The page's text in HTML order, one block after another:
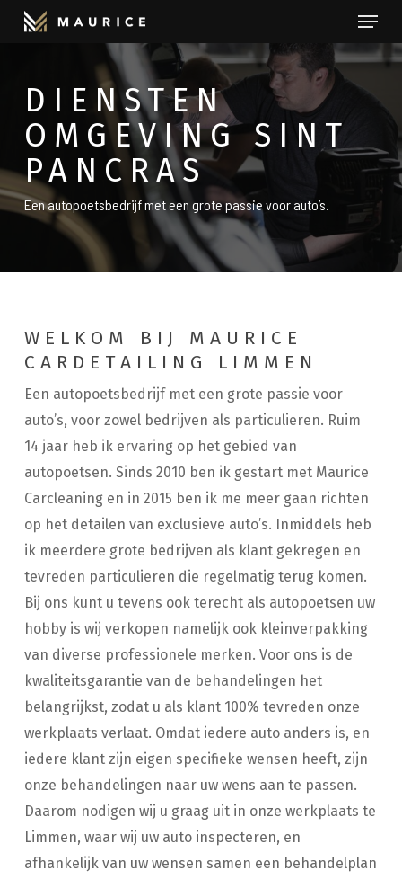
Skip
content
Menu
DIENSTEN
OMGEVING SINT
PANCRAS
Een autopoetsbedrijf met een grote passie voor auto’s.
WELKOM BIJ MAURICE
CARDETAILING LIMMEN
Een autopoetsbedrijf met een grote passie voor
auto’s, voor zowel bedrijven als particulieren. Ruim
14 jaar heb ik ervaring op het gebied van
autopoetsen. Sinds 2010 ben ik gestart met Maurice
Carcleaning en in 2015 ben ik me meer gaan richten
op het detailen van exclusieve auto’s. Inmiddels heb
ik meerdere grote bedrijven als klant gekregen en
tevreden particulieren die regelmatig terug komen.
Bij ons kunt u tevens ook terecht als autopoetsen uw
hobby is wij verkopen namelijk ook kleinverpakking
van diverse professionele merken. Voor ons is de
kwaliteitsgarantie van de behandelingen het
belangrijkst, zodat u als klant 100% tevreden onze
werkplaats verlaat. Omdat iedere auto anders is, en
iedere klant zijn eigen specifieke wensen heeft, zijn
onze behandelingen naar uw wens aan te passen.
Daarom nodigen wij u graag uit in onze werkplaats te
Limmen, waar wij uw auto inspecteren, en
afhankelijk van uw wensen samen een behandelplan
Close
Menu